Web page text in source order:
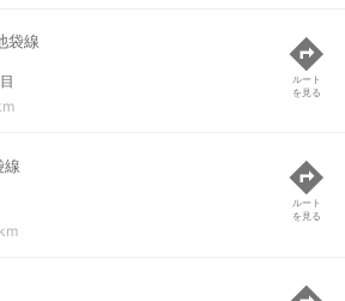
袋線
ルート
を見る
線
ルート
を見る